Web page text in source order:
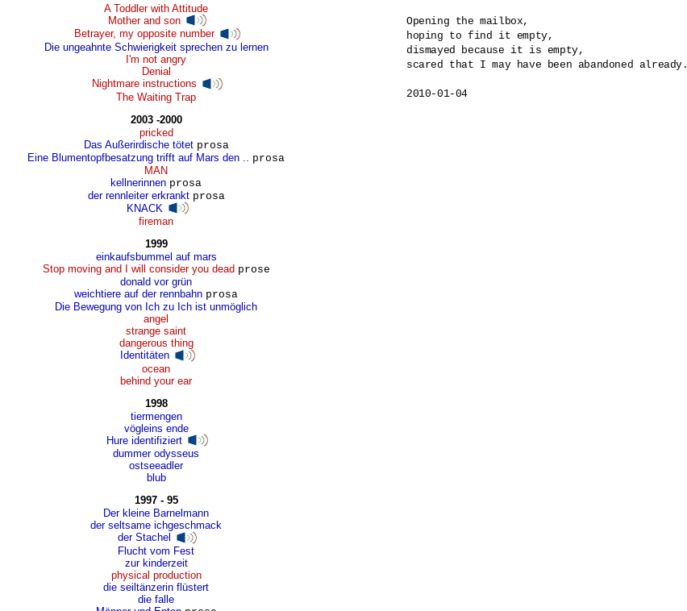
A Toddler with Attitude
Mother and son
Betrayer, my opposite number
Die ungeahnte Schwierigkeit sprechen zu lernen
I'm not angry
Denial
Nightmare instructions
The Waiting Trap
2003 -2000
pricked
Das Außerirdische tötet prosa
Eine Blumentopfbesatzung trifft auf Mars den ..
prosa
MAN
kellnerinnen prosa
der rennleiter erkrankt prosa
KNACK
fireman
1999
einkaufsbummel auf mars
Stop moving and I will consider you dead prose
donald vor grün
weichtiere auf der rennbahn prosa
Die Bewegung von Ich zu Ich ist unmöglich
angel
strange saint
dangerous thing
Identitäten
ocean
behind your ear
1998
tiermengen
vögleins ende
Hure identifiziert
dummer odysseus
ostseeadler
blub
1997 - 95
Der kleine Barnelmann
der seltsame ichgeschmack
der Stachel
Flucht vom Fest
zur kinderzeit
physical production
die seiltänzerin flüstert
die falle
Opening the mailbox,
hoping to find it empty,
dismayed because it is empty,
scared that I may have been abandoned already.